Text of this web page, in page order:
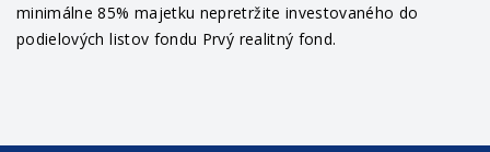
minimálne 85% majetku nepretržite investovaného do
podielových listov fondu Prvý realitný fond.